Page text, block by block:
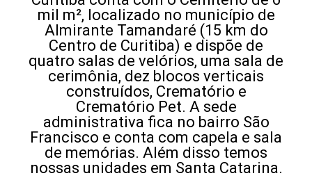
mil m², localizado no município de
Almirante Tamandaré (15 km do
Centro de Curitiba) e dispõe de
quatro salas de velórios, uma sala de
cerimônia, dez blocos verticais
construídos, Crematório e
Crematório Pet. A sede
administrativa fica no bairro São
Francisco e conta com capela e sala
de memórias. Além disso temos
nossas unidades em Santa Catarina.